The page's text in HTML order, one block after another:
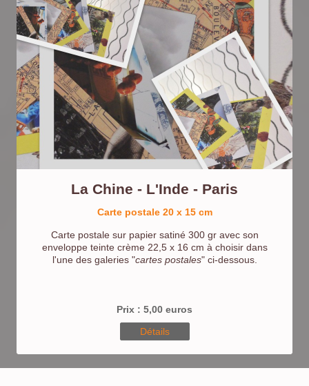
La Chine - L'Inde - Paris
Carte postale 20 x 15 cm
Carte postale sur papier satiné 300 gr avec son
enveloppe teinte crème 22,5 x 16 cm à choisir dans
l'une des galeries "cartes postales" ci-dessous.
Prix : 5,00 euros
Détails